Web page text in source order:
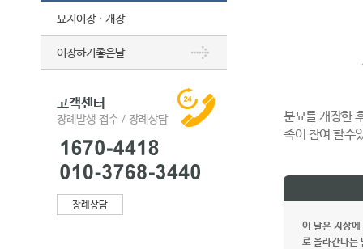
묘지이장ㆍ개장
이장하기좋은날
고객센터
장례상담
장례발생 접수 / 장례상담
분묘를 개장한
족이 참여 할수
이 날은 지상
로 올라간다는